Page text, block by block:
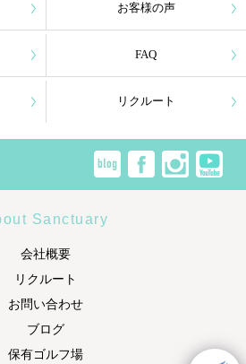
お客様の声
FAQ
リクルート
Sanctuary
会社概要
リクルート
お問い合わせ
ブログ
保有ゴルフ場